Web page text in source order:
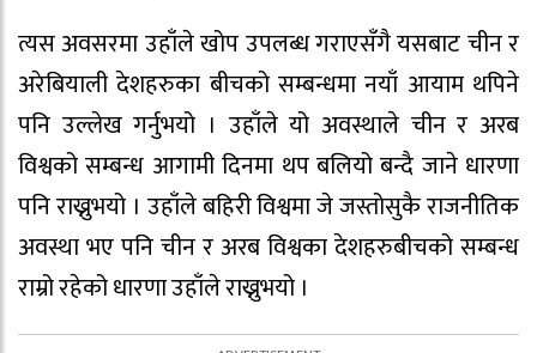
त्यस अवसरमा उहाँले खोप उपलब्ध गराएसँगै यसबाट चीन र
अरेबियाली देशहरुका बीचको सम्बन्धमा नयाँ आयाम थपिने
पनि उल्लेख गर्नुभयो । उहाँले यो अवस्थाले चीन र अरब
विश्वको सम्बन्ध आगामी दिनमा थप बलियो बन्दै जाने धारणा
पनि राख्नुभयो । उहाँले बहिरी विश्वमा जे जस्तोसुकै राजनीतिक
अवस्था भए पनि चीन र अरब विश्वका देशहरुबीचको सम्बन्ध
राम्रो रहेको धारणा उहाँले राख्नुभयो ।